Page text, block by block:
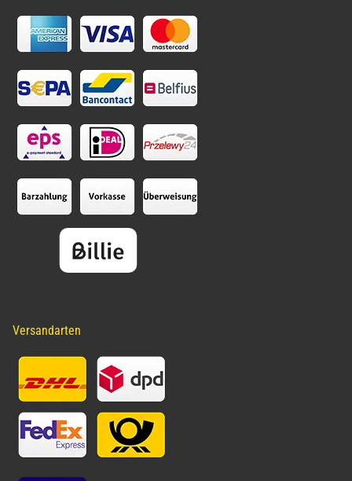
Versandarten